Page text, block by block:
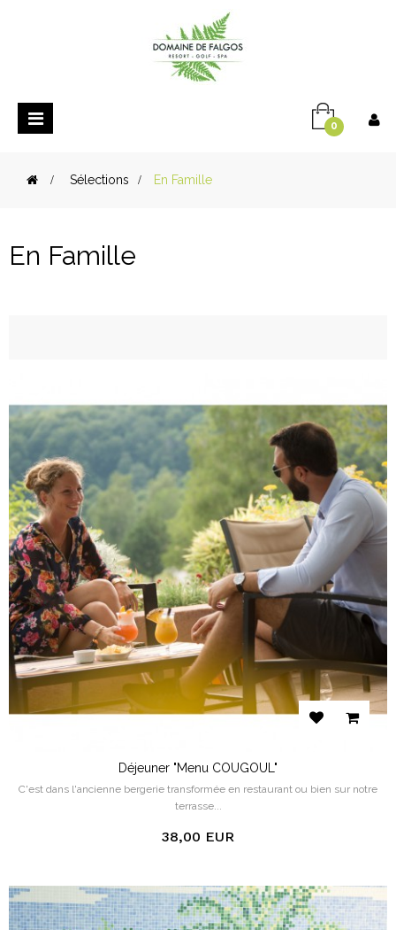
Basculer
navigation
0
> Sélections > En Famille
En Famille
Déjeuner "Menu COUGOUL"
C'est dans l'ancienne bergerie transformée en restaurant ou bien sur notre
terrasse...
38,00 EUR